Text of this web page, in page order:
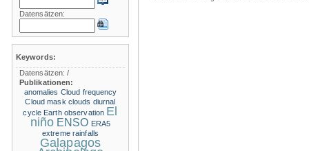
Datensätzen:
Keywords:
Datensätzen:/
Publikationen:
anomalies Cloud frequency
Cloud mask clouds diurnal
cycle Earth observation El
niño ENSO ERA5
extreme rainfalls
Galapagos